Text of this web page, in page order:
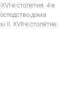
е столетия. 4-е
дома
XVII-е столетие.